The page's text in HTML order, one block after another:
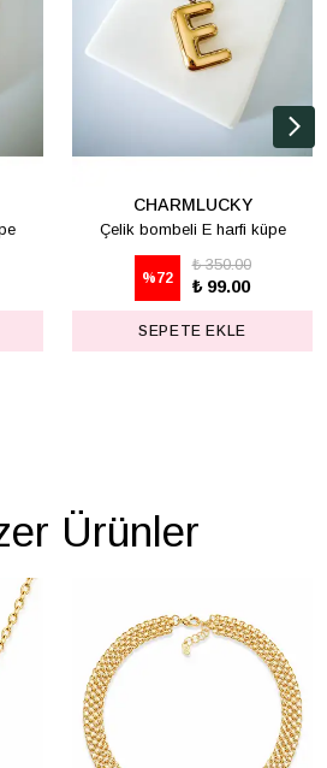
CHARMLUCKY
Çelik bombeli E harfi küpe
%72
₺ 350.00
₺ 99.00
SEPETE EKLE
Ürünler